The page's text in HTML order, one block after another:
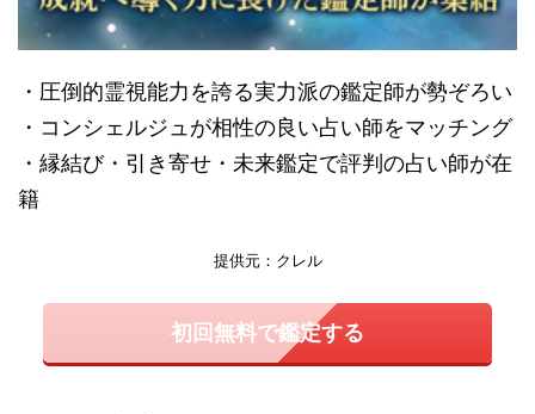
・圧倒的霊視能力を誇る実力派の鑑定師が勢ぞろい
・コンシェルジュが相性の良い占い師をマッチング
・縁結び・引き寄せ・未来鑑定で評判の占い師が在
籍
提供元：クレル
初回無料で鑑定する